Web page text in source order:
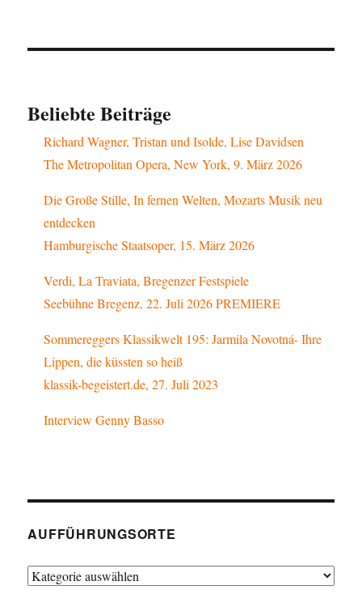
Beliebte Beiträge
Richard Wagner, Tristan und Isolde, Lise Davidsen
The Metropolitan Opera, New York, 9. März 2026
Die Große Stille, In fernen Welten, Mozarts Musik neu
entdecken
Hamburgische Staatsoper, 15. März 2026
Verdi, La Traviata, Bregenzer Festspiele
Seebühne Bregenz, 22. Juli 2026 PREMIERE
Sommereggers Klassikwelt 195: Jarmila Novotná- Ihre
Lippen, die küssten so heiß
klassik-begeistert.de, 27. Juli 2023
Interview Genny Basso
AUFFÜHRUNGSORTE
Aufführungsorte